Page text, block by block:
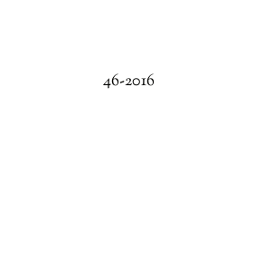
46-2016